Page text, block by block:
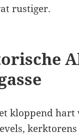
rustiger.
kloppend hart